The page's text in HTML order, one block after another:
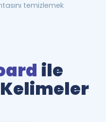
temizlemek
ile